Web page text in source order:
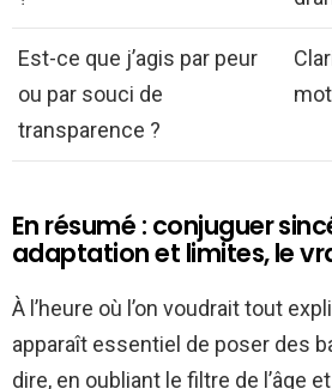
Est-ce que j’agis par peur
ou par souci de
transparence ?
En résumé : conjuguer
adaptation et limites, le
À l’heure où l’on voudrait tout
apparaît essentiel de poser des
dire, en oubliant le filtre de l’âge